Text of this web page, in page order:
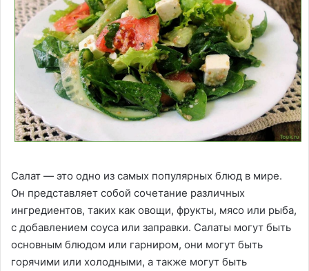
Салат — это одно из самых популярных блюд в мире.
Он представляет собой сочетание различных
ингредиентов, таких как овощи, фрукты, мясо или рыба,
с добавлением соуса или заправки. Салаты могут быть
основным блюдом или гарниром, они могут быть
горячими или холодными, а также могут быть